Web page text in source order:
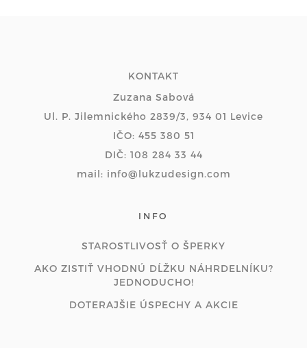
KONTAKT
Zuzana Sabová
Ul. P. Jilemnického 2839/3, 934 01 Levice
IČO: 455 380 51
DIČ: 108 284 33 44
mail: info@lukzudesign.com
INFO
STAROSTLIVOSŤ O ŠPERKY
AKO ZISTIŤ VHODNÚ DĹŽKU NÁHRDELNÍKU?
JEDNODUCHO!
DOTERAJŠIE ÚSPECHY A AKCIE